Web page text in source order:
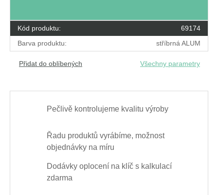
Kód produktu:
69174
Barva produktu:
stříbrná ALUM
Přidat do oblíbených Všechny parametry
Pečlivě kontrolujeme kvalitu výroby
Řadu produktů vyrábíme, možnost
objednávky na míru
Dodávky oplocení na klíč s kalkulací
zdarma